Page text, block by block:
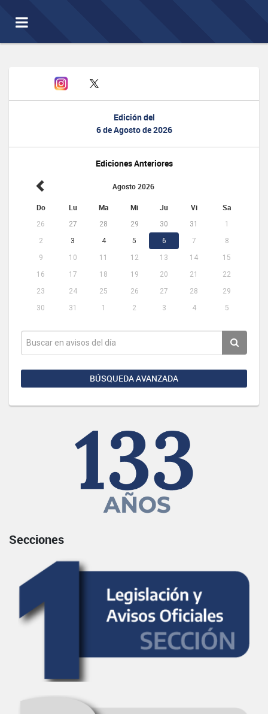
Toggle
navigation
Edición del
6 de Agosto de 2026
Ediciones Anteriores
Agosto 2026
Do Lu Ma Mi Ju Vi Sa
26 27 28 29 30 31
1
2
3 4 5 6 7
8
9
10 11 12 13 14
15
16
17 18 19 20 21
22
23
24 25 26 27 28
29
30
31 1 2 3 4 5
BÚSQUEDA AVANZADA
Secciones